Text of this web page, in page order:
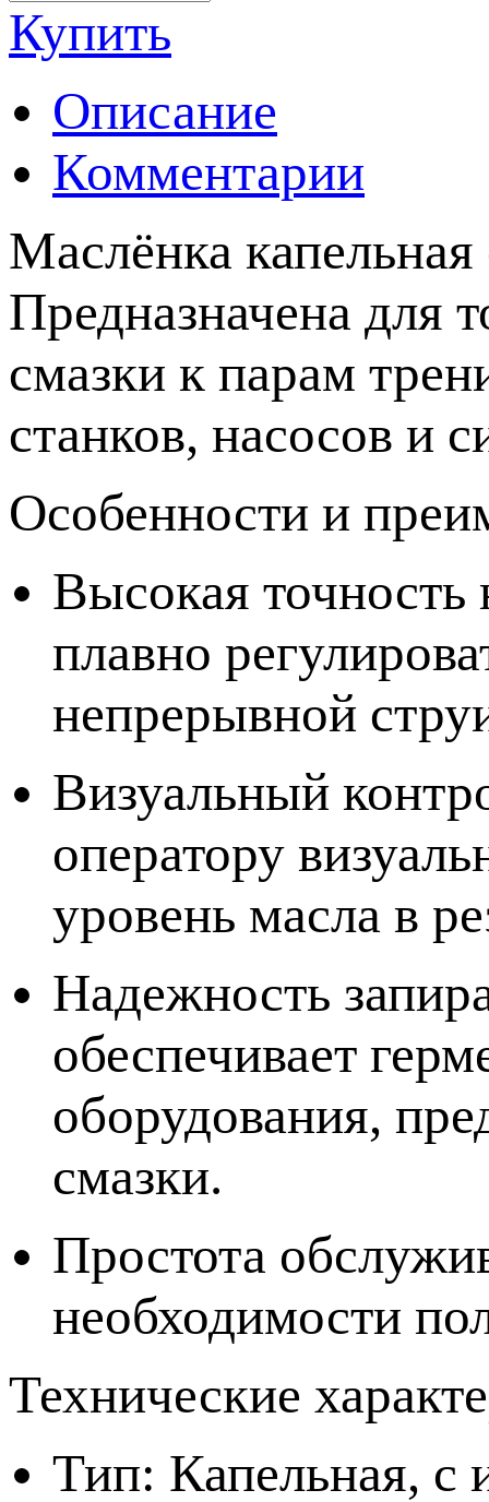
Купить
Описание
Комментарии
Маслёнка
Предназначена для
смазки к парам
станков, насосов и
Особенности и
Высокая точность
плавно
непрерывной
Визуальный
оператору
уровень масла в
Надежность
обеспечивает
оборудования,
смазки.
Простота
необходимости
Технические
Тип: Капельная, с